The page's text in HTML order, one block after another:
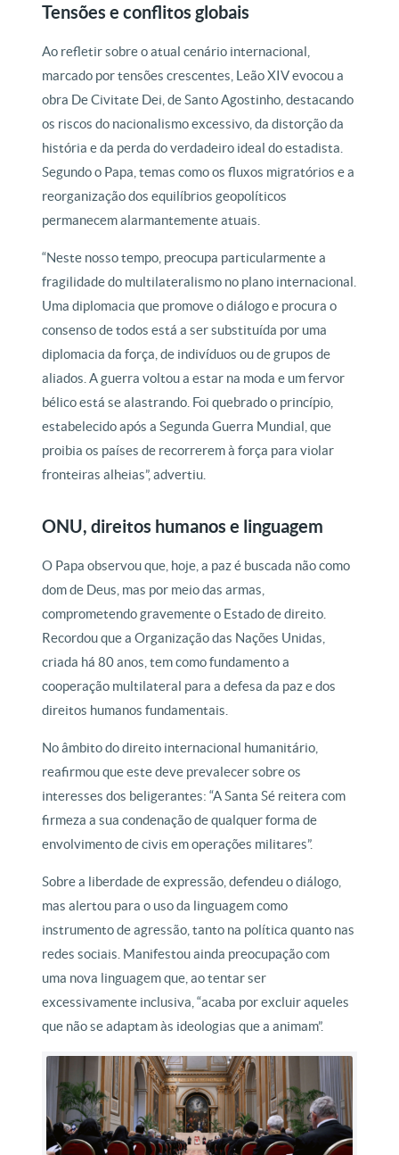
Tensões e conflitos globais
Ao refletir sobre o atual cenário internacional,
marcado por tensões crescentes, Leão XIV evocou a
obra De Civitate Dei, de Santo Agostinho, destacando
os riscos do nacionalismo excessivo, da distorção da
história e da perda do verdadeiro ideal do estadista.
Segundo o Papa, temas como os fluxos migratórios e a
reorganização dos equilíbrios geopolíticos
permanecem alarmantemente atuais.
“Neste nosso tempo, preocupa particularmente a
fragilidade do multilateralismo no plano internacional.
Uma diplomacia que promove o diálogo e procura o
consenso de todos está a ser substituída por uma
diplomacia da força, de indivíduos ou de grupos de
aliados. A guerra voltou a estar na moda e um fervor
bélico está se alastrando. Foi quebrado o princípio,
estabelecido após a Segunda Guerra Mundial, que
proibia os países de recorrerem à força para violar
fronteiras alheias”, advertiu.
ONU, direitos humanos e linguagem
O Papa observou que, hoje, a paz é buscada não como
dom de Deus, mas por meio das armas,
comprometendo gravemente o Estado de direito.
Recordou que a Organização das Nações Unidas,
criada há 80 anos, tem como fundamento a
cooperação multilateral para a defesa da paz e dos
direitos humanos fundamentais.
No âmbito do direito internacional humanitário,
reafirmou que este deve prevalecer sobre os
interesses dos beligerantes: “A Santa Sé reitera com
firmeza a sua condenação de qualquer forma de
envolvimento de civis em operações militares”.
Sobre a liberdade de expressão, defendeu o diálogo,
mas alertou para o uso da linguagem como
instrumento de agressão, tanto na política quanto nas
redes sociais. Manifestou ainda preocupação com
uma nova linguagem que, ao tentar ser
excessivamente inclusiva, “acaba por excluir aqueles
que não se adaptam às ideologias que a animam”.